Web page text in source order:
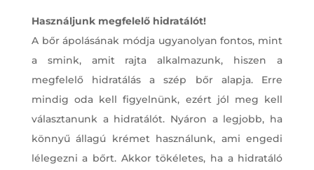
Használjunk megfelelő hidratálót!
A bőr ápolásának módja ugyanolyan fontos, mint
a smink, amit rajta alkalmazunk, hiszen a
megfelelő hidratálás a szép bőr alapja. Erre
mindig oda kell figyelnünk, ezért jól meg kell
választanunk a hidratálót. Nyáron a legjobb, ha
könnyű állagú krémet használunk, ami engedi
lélegezni a bőrt. Akkor tökéletes, ha a hidratáló